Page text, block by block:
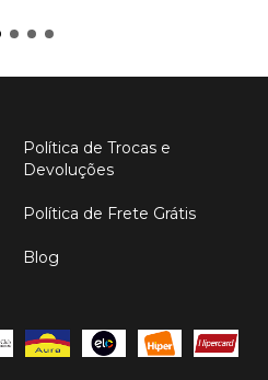
Política de Trocas e
Devoluções
Política de Frete Grátis
Blog